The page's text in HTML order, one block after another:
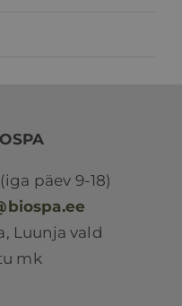
(iga päev 9-18)
Luunja vald
mk